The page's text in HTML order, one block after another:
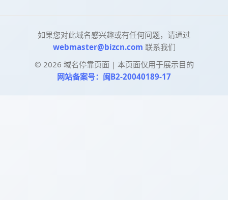
如果您对此域名感兴趣或有任何问题，请通过
webmaster@bizcn.com 联系我们
© 2026 域名停靠页面 | 本页面仅用于展示目的
网站备案号：闽B2-20040189-17